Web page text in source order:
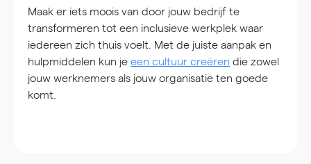
Maak er iets moois van door jouw bedrijf te
transformeren tot een inclusieve werkplek waar
iedereen zich thuis voelt. Met de juiste aanpak en
hulpmiddelen kun jeeen cultuur creëren die zowel
jouw werknemers als jouw organisatie ten goede
komt.